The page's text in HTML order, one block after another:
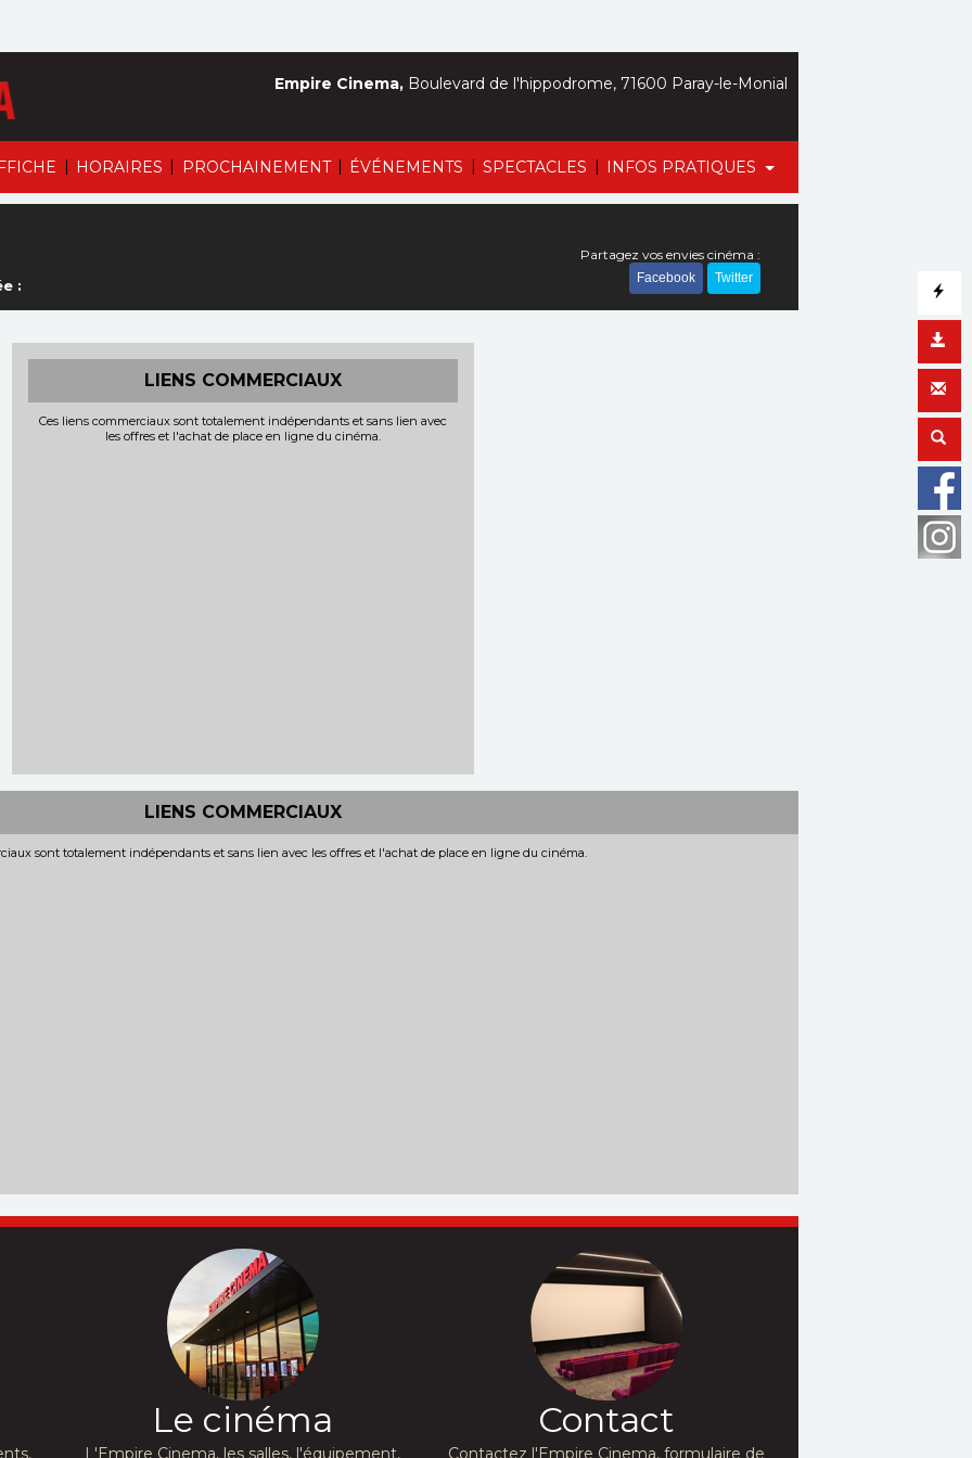
| HORAIRES | PROCHAINEMENT | ÉVÉNEMENTS | SPECTACLES | INFOS PRATIQUES
Empire Cinema, Boulevard de l'hippodrome, 71600 Paray-le-Monial
:
Partagez vos envies cinéma :
Facebook Twitter
LIENS COMMERCIAUX
Ces liens commerciaux sont totalement indépendants et sans lien avec
les offres et l'achat de place en ligne du cinéma.
LIENS COMMERCIAUX
sont totalement indépendants et sans lien avec les offres et l'achat de place en ligne du cinéma.
Le cinéma
L'Empire Cinema, les salles, l'équipement,
Contact
Contactez l'Empire Cinema, formulaire de